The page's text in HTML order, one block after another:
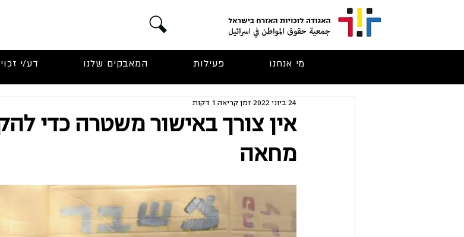
מי אנחנו פעילות המאבקים שלנו דע/י
אין צורך באישור משטרה כדי
מחאה
24 ביוני 2022 זמן קריאה 1 דקות